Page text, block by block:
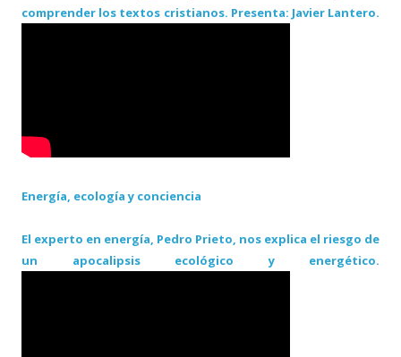
comprender los textos cristianos. Presenta: Javier Lantero.
Energía, ecología y conciencia
El experto en energía, Pedro Prieto, nos explica el riesgo de
un apocalipsis ecológico y energético.